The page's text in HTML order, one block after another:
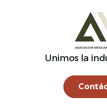
Unimos la